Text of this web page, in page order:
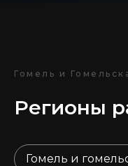
Гомель и
Регионы
Гомель и